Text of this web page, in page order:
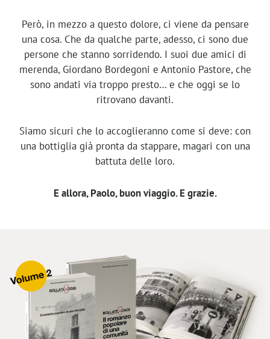
Però, in mezzo a questo dolore, ci viene da pensare
una cosa. Che da qualche parte, adesso, ci sono due
persone che stanno sorridendo. I suoi due amici di
merenda, Giordano Bordegoni e Antonio Pastore, che
sono andati via troppo presto… e che oggi se lo
ritrovano davanti.
Siamo sicuri che lo accoglieranno come si deve: con
una bottiglia già pronta da stappare, magari con una
battuta delle loro.
E allora, Paolo, buon viaggio. E grazie.